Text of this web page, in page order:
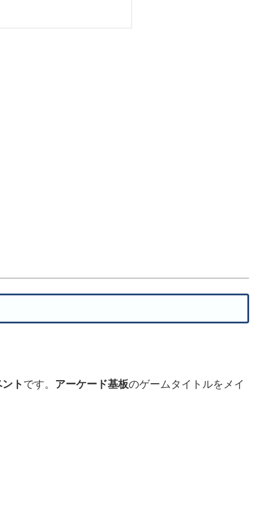
ト です。 アーケード基板のゲームタイトルをメイ